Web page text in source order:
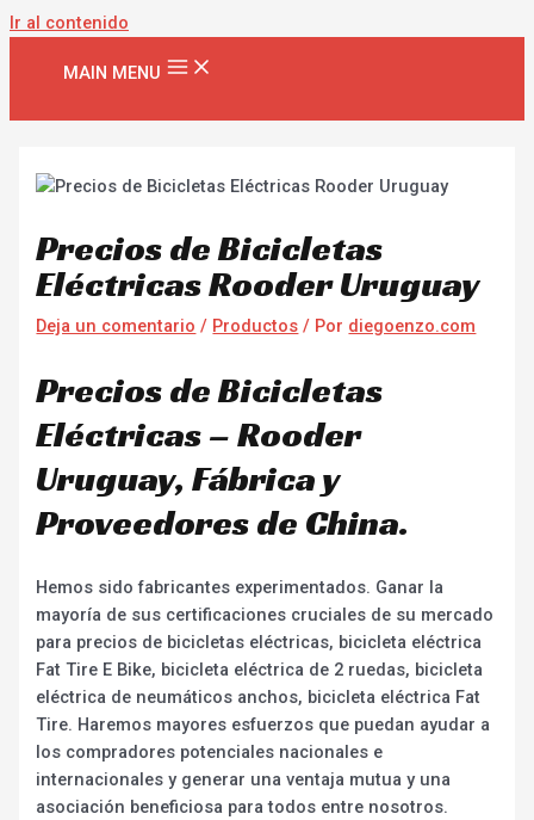
Ir al contenido
MAIN MENU
Precios de Bicicletas
Eléctricas Rooder Uruguay
Deja un comentario / Productos / Por diegoenzo.com
Precios de Bicicletas
Eléctricas – Rooder
Uruguay, Fábrica y
Proveedores de China.
Hemos sido fabricantes experimentados. Ganar la
mayoría de sus certificaciones cruciales de su mercado
para precios de bicicletas eléctricas, bicicleta eléctrica
Fat Tire E Bike, bicicleta eléctrica de 2 ruedas, bicicleta
eléctrica de neumáticos anchos, bicicleta eléctrica Fat
Tire. Haremos mayores esfuerzos que puedan ayudar a
los compradores potenciales nacionales e
internacionales y generar una ventaja mutua y una
asociación beneficiosa para todos entre nosotros.